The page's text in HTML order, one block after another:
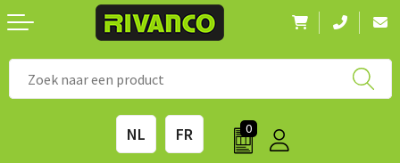
NL FR 0
◼ Eco-producten